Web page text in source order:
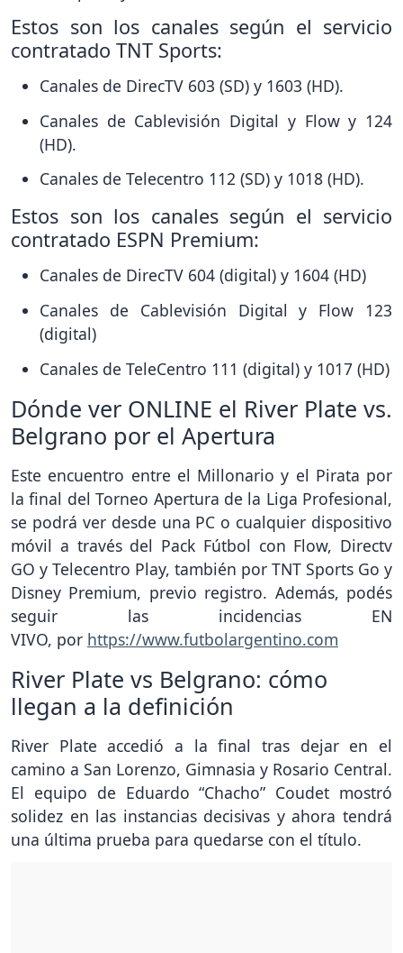
Estos son los canales según el servicio
contratado TNT Sports:
Canales de DirecTV 603 (SD) y 1603 (HD).
Canales de Cablevisión Digital y Flow y 124
(HD).
Canales de Telecentro 112 (SD) y 1018 (HD).
Estos son los canales según el servicio
contratado ESPN Premium:
Canales de DirecTV 604 (digital) y 1604 (HD)
Canales de Cablevisión Digital y Flow 123
(digital)
Canales de TeleCentro 111 (digital) y 1017 (HD)
Dónde ver ONLINE el River Plate vs.
Belgrano por el Apertura
Este encuentro entre el Millonario y el Pirata por
la final del Torneo Apertura de la Liga Profesional,
se podrá ver desde una PC o cualquier dispositivo
móvil a través del Pack Fútbol con Flow, Directv
GO y Telecentro Play, también por TNT Sports Go y
Disney Premium, previo registro. Además, podés
seguir las incidencias EN
VIVO, por https://www.futbolargentino.com
River Plate vs Belgrano: cómo
llegan a la definición
River Plate accedió a la final tras dejar en el
camino a San Lorenzo, Gimnasia y Rosario Central.
El equipo de Eduardo “Chacho” Coudet mostró
solidez en las instancias decisivas y ahora tendrá
una última prueba para quedarse con el título.